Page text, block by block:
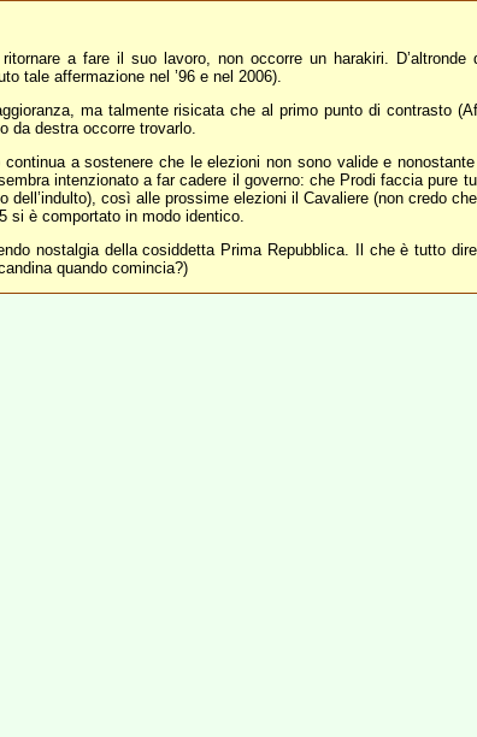
a fare il suo lavoro, non occorre un harakiri.
tale affermazione nel ’96 e nel 2006).
ma talmente risicata che al primo punto di contrasto
da destra occorre trovarlo.
continua a sostenere che le elezioni non sono valide e
intenzionato a far cadere il governo: che Prodi faccia
dell’indulto), così alle prossime elezioni il Cavaliere (non credo
si è comportato in modo identico.
nostalgia della cosiddetta Prima Repubblica. Il che è tutto
quando comincia?)